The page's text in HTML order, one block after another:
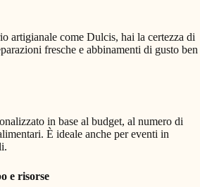
artigianale come Dulcis, hai la certezza di
fresche e abbinamenti di gusto ben
in base al budget, al numero di
È ideale anche per eventi in
e risorse